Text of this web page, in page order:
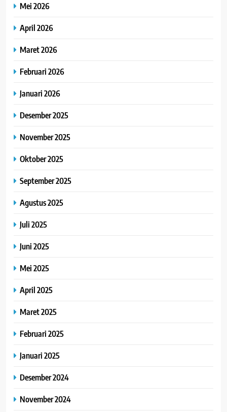
Mei 2026
April 2026
Maret 2026
Februari 2026
Januari 2026
Desember 2025
November 2025
Oktober 2025
September 2025
Agustus 2025
Juli 2025
Juni 2025
Mei 2025
April 2025
Maret 2025
Februari 2025
Januari 2025
Desember 2024
November 2024